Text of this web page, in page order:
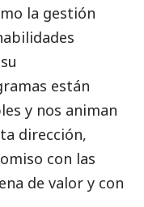
la gestión
están
y nos animan
dirección,
con las
de valor y con